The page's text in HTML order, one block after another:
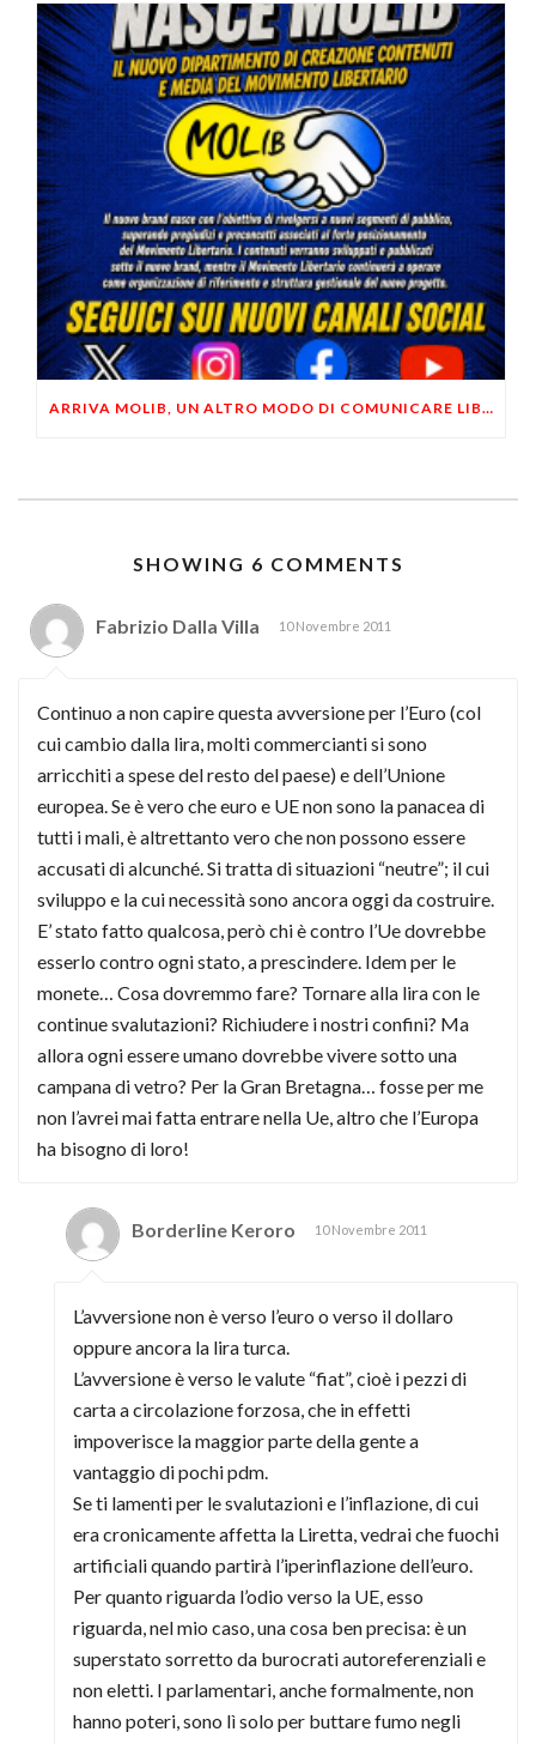
ARRIVA MOLIB, UN ALTRO MODO DI COMUNICARE LIBERTARIO
SHOWING 6 COMMENTS
Fabrizio Dalla Villa 10 Novembre 2011
Continuo a non capire questa avversione per l’Euro (col
cui cambio dalla lira, molti commercianti si sono
arricchiti a spese del resto del paese) e dell’Unione
europea. Se è vero che euro e UE non sono la panacea di
tutti i mali, è altrettanto vero che non possono essere
accusati di alcunché. Si tratta di situazioni “neutre”; il cui
sviluppo e la cui necessità sono ancora oggi da costruire.
E’ stato fatto qualcosa, però chi è contro l’Ue dovrebbe
esserlo contro ogni stato, a prescindere. Idem per le
monete… Cosa dovremmo fare? Tornare alla lira con le
continue svalutazioni? Richiudere i nostri confini? Ma
allora ogni essere umano dovrebbe vivere sotto una
campana di vetro? Per la Gran Bretagna… fosse per me
non l’avrei mai fatta entrare nella Ue, altro che l’Europa
ha bisogno di loro!
Borderline Keroro 10 Novembre 2011
L’avversione non è verso l’euro o verso il dollaro
oppure ancora la lira turca.
L’avversione è verso le valute “fiat”, cioè i pezzi di
carta a circolazione forzosa, che in effetti
impoverisce la maggior parte della gente a
vantaggio di pochi pdm.
Se ti lamenti per le svalutazioni e l’inflazione, di cui
era cronicamente affetta la Liretta, vedrai che fuochi
artificiali quando partirà l’iperinflazione dell’euro.
Per quanto riguarda l’odio verso la UE, esso
riguarda, nel mio caso, una cosa ben precisa: è un
superstato sorretto da burocrati autoreferenziali e
non eletti. I parlamentari, anche formalmente, non
hanno poteri, sono lì solo per buttare fumo negli